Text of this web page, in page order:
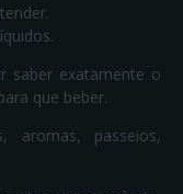
saber exatamente o
que beber.
aromas, passeios,